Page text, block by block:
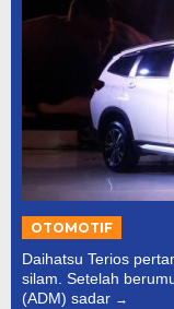
OTOMOTIF
Daihatsu Terios
silam. Setelah
(ADM) sadar